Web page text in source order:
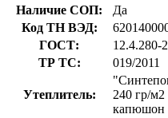
Наличие СОП:
Да
Код ТН ВЭД:
ГОСТ:
12.4.280-
ТР ТС:
019/2011
Утеплитель:
240 гр/м2
капюшон